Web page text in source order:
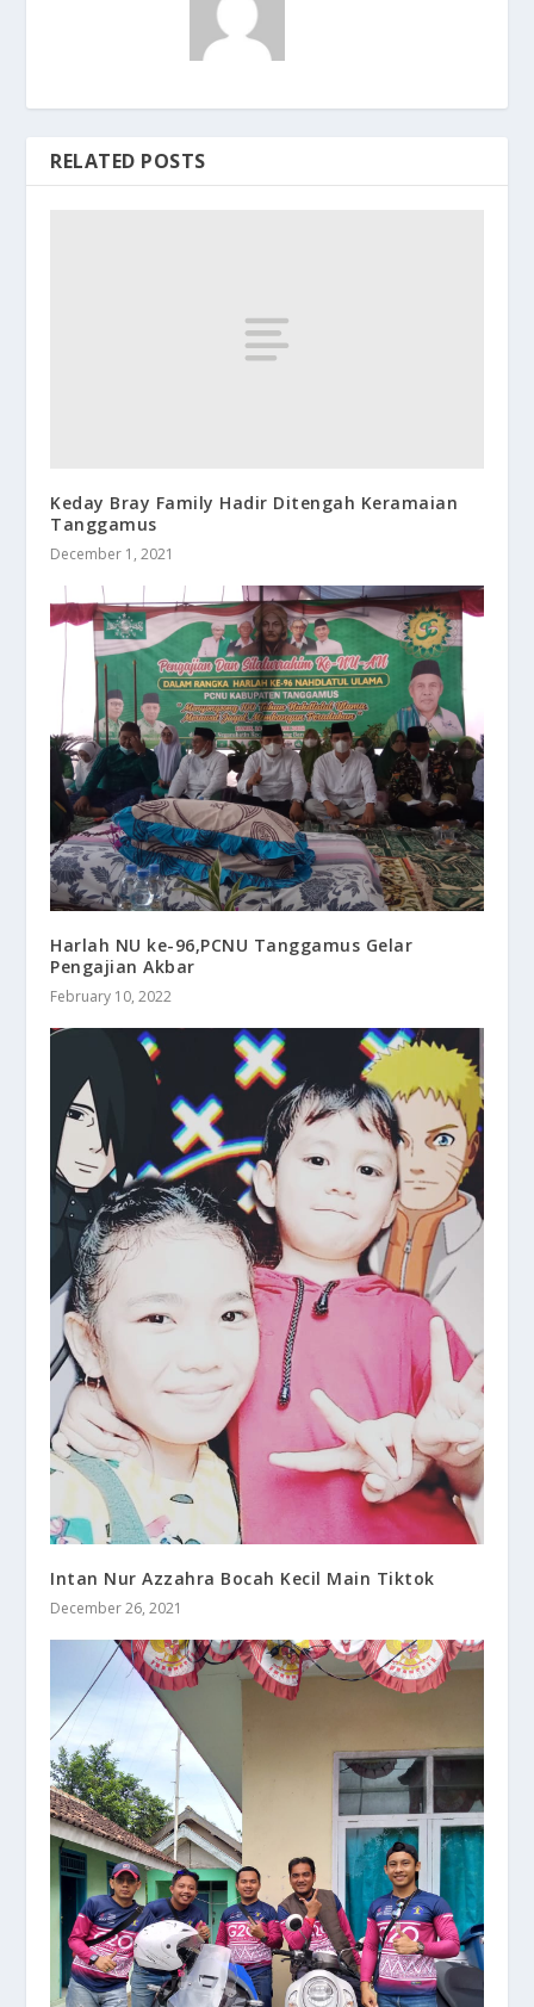
RELATED POSTS
Keday Bray Family Hadir Ditengah Keramaian
Tanggamus
December 1, 2021
Harlah NU ke-96,PCNU Tanggamus Gelar
Pengajian Akbar
February 10, 2022
Intan Nur Azzahra Bocah Kecil Main Tiktok
December 26, 2021